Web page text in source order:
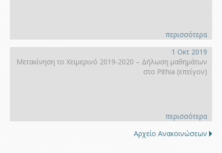
περισσότερα
1 Οκτ 2019
Μετακίνηση το Χειμερινό 2019-2020 – Δήλωση μαθημάτων
στο Pithia (επείγον)
περισσότερα
Αρχείο Ανακοινώσεων